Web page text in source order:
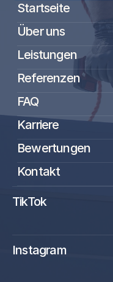
Startseite
Über uns
Leistungen
Referenzen
FAQ
Karriere
Bewertungen
Kontakt
TikTok
Instagram